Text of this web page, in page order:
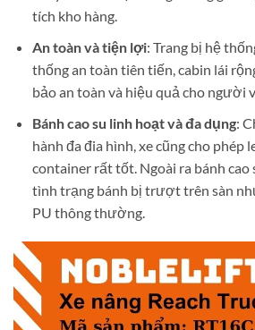
tích kho hàng.
An toàn và tiện lợi: Trang bị hệ
thống an toàn tiên tiến, cabin lái
bảo an toàn và hiệu quả cho người
Bánh cao su linh hoạt và đa dụng:
hành đa đia hình, xe cũng cho phép
container rất tốt. Ngoài ra bánh cao
tình trạng bánh bị trượt trên sàn
PU thông thường.